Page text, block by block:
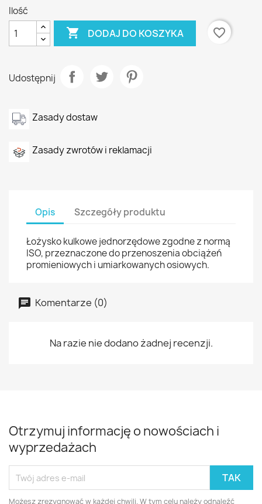
Ilość
 DODAJ DO KOSZYKA favorite_border
Udostępnij
Zasady dostaw
Zasady zwrotów i reklamacji
Opis Szczegóły produktu
Łożysko kulkowe jednorzędowe zgodne z normą
ISO, przeznaczone do przenoszenia obciążeń
promieniowych i umiarkowanych osiowych.
Komentarze (0)
Na razie nie dodano żadnej recenzji.
Otrzymuj informację o nowościach i
wyprzedażach
Możesz zrezygnować w każdej chwili. W tym celu należy odnaleźć